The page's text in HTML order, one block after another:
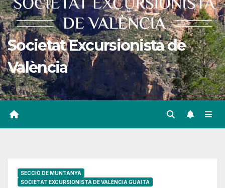
Societat Excursionista de
València
SECCIÓ DE MUNTANYA
SOCIETAT EXCURSIONISTA DE VALÈNCIA GUAITA